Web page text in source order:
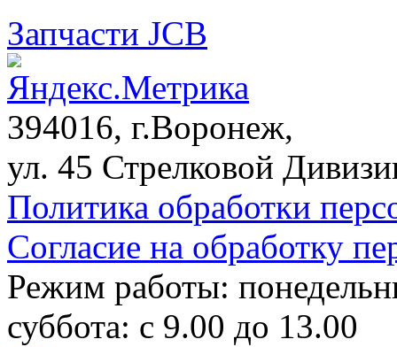
Запчасти JCB
394016, г.Воронеж,
ул. 45 Стрелковой
Политика обработки
Согласие на обработку
Режим работы:
суббота: c 9.00 до 13.00